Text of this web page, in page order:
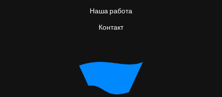
Наша работа
Контакт